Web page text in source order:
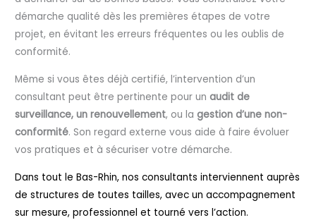
démarche qualité dès les premières étapes de votre
projet, en évitant les erreurs fréquentes ou les oublis de
conformité.
Même si vous êtes déjà certifié, l’intervention d’un
consultant peut être pertinente pour unaudit de
surveillance, un renouvellement, ou lagestion d’une non-
conformité. Son regard externe vous aide à faire évoluer
vos pratiques et à sécuriser votre démarche.
Dans tout le Bas-Rhin, nos consultants interviennent auprès
de structures de toutes tailles, avec un accompagnement
sur mesure, professionnel et tourné vers l’action.